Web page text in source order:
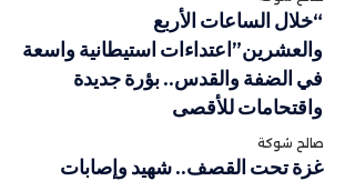
“خلال الساعات الأربع
والعشرين”اعتداءات استيطانية واسعة
في الضفة والقدس.. بؤرة جديدة
واقتحامات للأقصى
صالح شوكة
غزة تحت القصف.. شهيد وإصابات